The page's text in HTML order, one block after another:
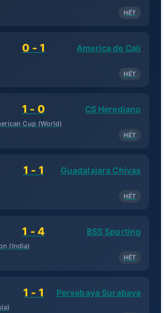
HẾT
0 - 1 America de Cali
HẾT
1 - 0 CS Herediano
Cup (World)
HẾT
1 - 1 Guadalajara Chivas
HẾT
1 - 4 BSS Sporting
(India)
HẾT
1 - 1 Persebaya Surabaya